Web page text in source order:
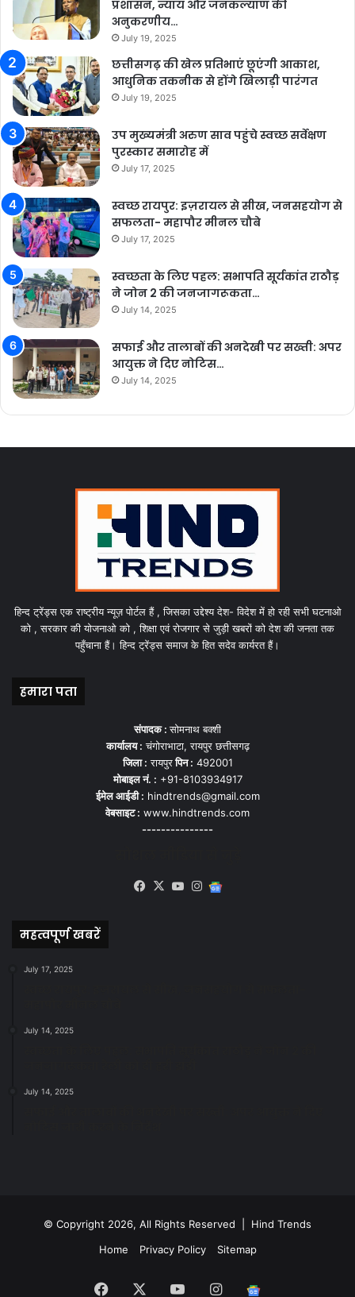
प्रशासन, न्याय और जनकल्याण की
अनुकरणीय…
July 19, 2025
छत्तीसगढ़ की खेल प्रतिभाएं छूएंगी आकाश,
आधुनिक तकनीक से होंगे खिलाड़ी पारंगत
July 19, 2025
उप मुख्यमंत्री अरुण साव पहुंचे स्वच्छ सर्वेक्षण
पुरस्कार समारोह में
July 17, 2025
स्वच्छ रायपुर: इज़रायल से सीख, जनसहयोग से
सफलता- महापौर मीनल चौबे
July 17, 2025
स्वच्छता के लिए पहल: सभापति सूर्यकांत राठौड़
ने जोन 2 की जनजागरूकता…
July 14, 2025
सफाई और तालाबों की अनदेखी पर सख्ती: अपर
आयुक्त ने दिए नोटिस…
July 14, 2025
हिन्द ट्रेंड्स एक राष्ट्रीय न्यूज़ पोर्टल हैं , जिसका उद्देश्य देश- विदेश में हो रही सभी घटनाओ
को , सरकार की योजनाओ को , शिक्षा एवं रोजगार से जुड़ी खबरों को देश की जनता तक
पहुँचाना हैं। हिन्द ट्रेंड्स समाज के हित सदेव कार्यरत हैं।
हमारा पता
संपादक :सोमनाथ बक्शी
कार्यालय : चंगोराभाटा, रायपुर छत्तीसगढ़
जिला : रायपुरपिन : 492001
मोबाइल नं. : +91-8103934917
ईमेल आईडी : hindtrends@gmail.com
वेबसाइट : www.hindtrends.com
---------------
Facebook
X YouTubeInstagram
महत्वपूर्ण खबरें
July 17, 2025
July 14, 2025
July 14, 2025
© Copyright 2026, All Rights Reserved | Hind Trends
Home
Privacy Policy Sitemap
Facebook YouTubeInstagram